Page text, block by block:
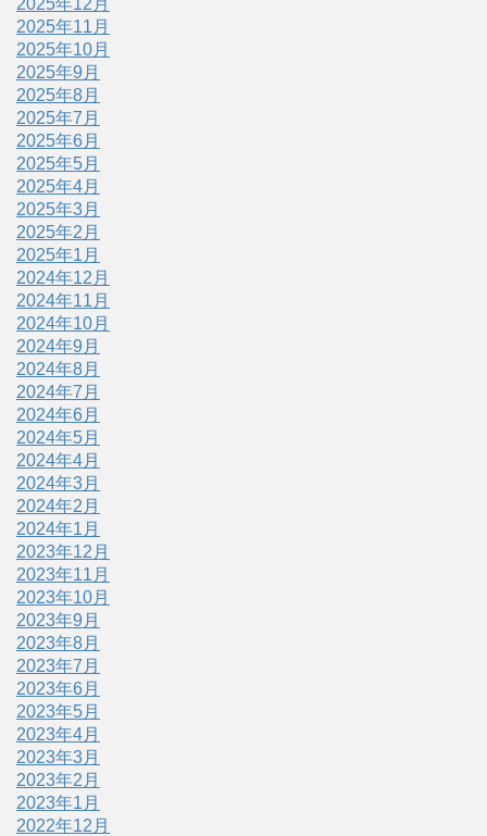
2025年12月
2025年11月
2025年10月
2025年9月
2025年8月
2025年7月
2025年6月
2025年5月
2025年4月
2025年3月
2025年2月
2025年1月
2024年12月
2024年11月
2024年10月
2024年9月
2024年8月
2024年7月
2024年6月
2024年5月
2024年4月
2024年3月
2024年2月
2024年1月
2023年12月
2023年11月
2023年10月
2023年9月
2023年8月
2023年7月
2023年6月
2023年5月
2023年4月
2023年3月
2023年2月
2023年1月
2022年12月